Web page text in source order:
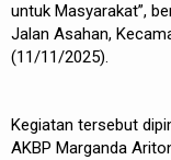
untuk Masyarakat”,
Jalan Asahan,
(11/11/2025).
Kegiatan tersebut
AKBP Marganda